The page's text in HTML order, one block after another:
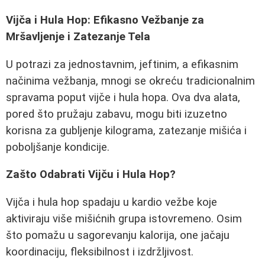
Vijča i Hula Hop: Efikasno Vežbanje za
Mršavljenje i Zatezanje Tela
U potrazi za jednostavnim, jeftinim, a efikasnim
načinima vežbanja, mnogi se okreću tradicionalnim
spravama poput vijče i hula hopa. Ova dva alata,
pored što pružaju zabavu, mogu biti izuzetno
korisna za gubljenje kilograma, zatezanje mišića i
poboljšanje kondicije.
Zašto Odabrati Vijču i Hula Hop?
Vijča i hula hop spadaju u kardio vežbe koje
aktiviraju više mišićnih grupa istovremeno. Osim
što pomažu u sagorevanju kalorija, one jačaju
koordinaciju, fleksibilnost i izdržljivost.